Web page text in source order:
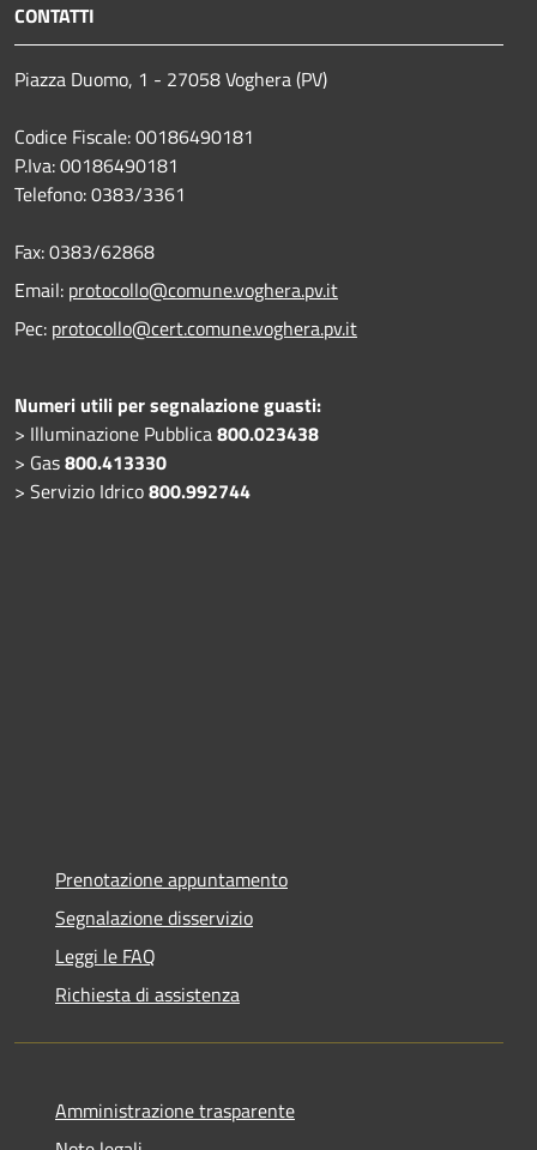
CONTATTI
Piazza Duomo, 1 - 27058 Voghera (PV)
Codice Fiscale: 00186490181
P.Iva: 00186490181
Telefono:0383/3361
Fax:0383/62868
Email: protocollo@comune.voghera.pv.it
Pec: protocollo@cert.comune.voghera.pv.it
Numeri utili per segnalazione guasti:
> Illuminazione Pubblica800.023438
> Gas800.413330
> Servizio Idrico800.992744
Prenotazione appuntamento
Segnalazione disservizio
Leggi le FAQ
Richiesta di assistenza
Amministrazione trasparente